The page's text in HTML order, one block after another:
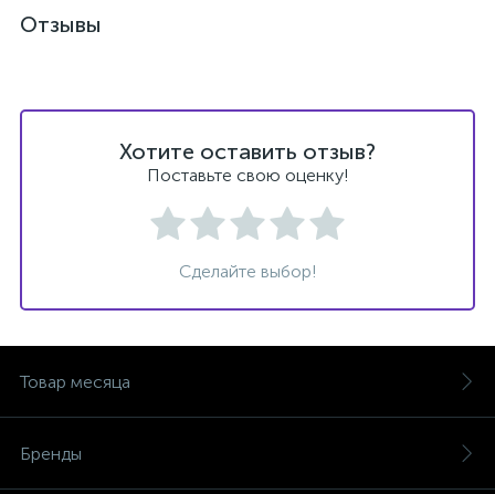
Отзывы
Хотите оставить отзыв?
Поставьте свою оценку!
Сделайте выбор!
Товар месяца
Бренды